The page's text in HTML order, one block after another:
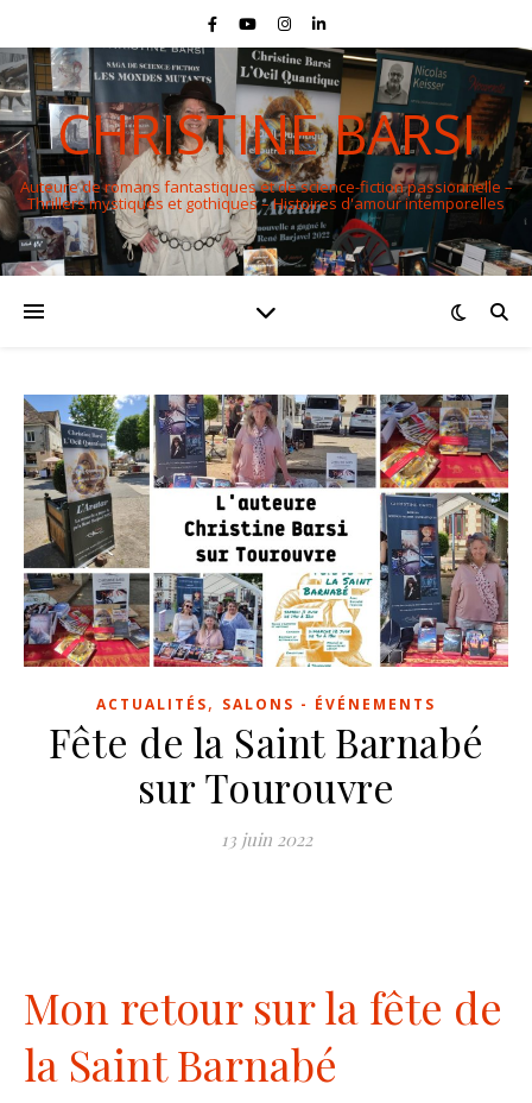
CHRISTINE BARSI
Auteure de romans fantastiques et de science-fiction passionnelle –
Thrillers mystiques et gothiques – Histoires d'amour intemporelles
ACTUALITÉS, SALONS - ÉVÉNEMENTS
Fête de la Saint Barnabé
sur Tourouvre
13 juin 2022
Mon retour sur la fête de
la Saint Barnabé